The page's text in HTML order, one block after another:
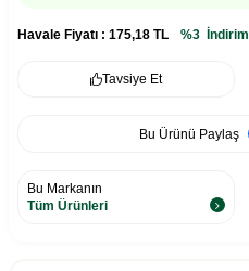
Havale Fiyatı : 175,18 TL %3 İndirim
Tavsiye Et
Bu Ürünü Paylaş
Bu Markanın
Tüm Ürünleri